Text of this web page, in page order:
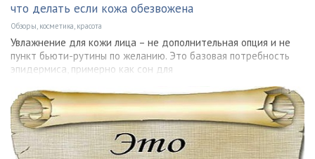
что делать если кожа обезвожена
Обзоры, косметика, красота
Увлажнение для кожи лица – не дополнительная опция и не
пункт бьюти-рутины по желанию. Это базовая потребность
эпидермиса, примерно как сон для